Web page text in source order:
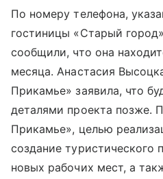
По номеру телефона,
гостиницы «Старый
сообщили, что она
месяца. Анастасия
Прикамье» заявила, что
деталями проекта позже.
Прикамье», целью
создание туристического
новых рабочих мест, а